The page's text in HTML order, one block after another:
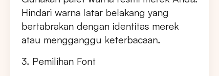
Hindari warna latar belakang yang
bertabrakan dengan identitas merek
atau mengganggu keterbacaan.
3. Pemilihan Font